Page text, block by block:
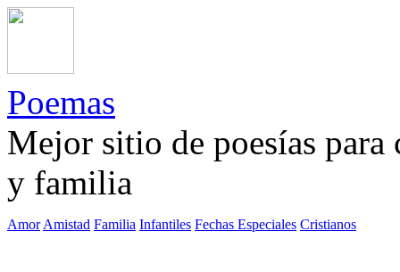
Poemas
Mejor sitio de poesías
y familia
Amor Amistad Familia Infantiles Fechas Especiales Cristianos